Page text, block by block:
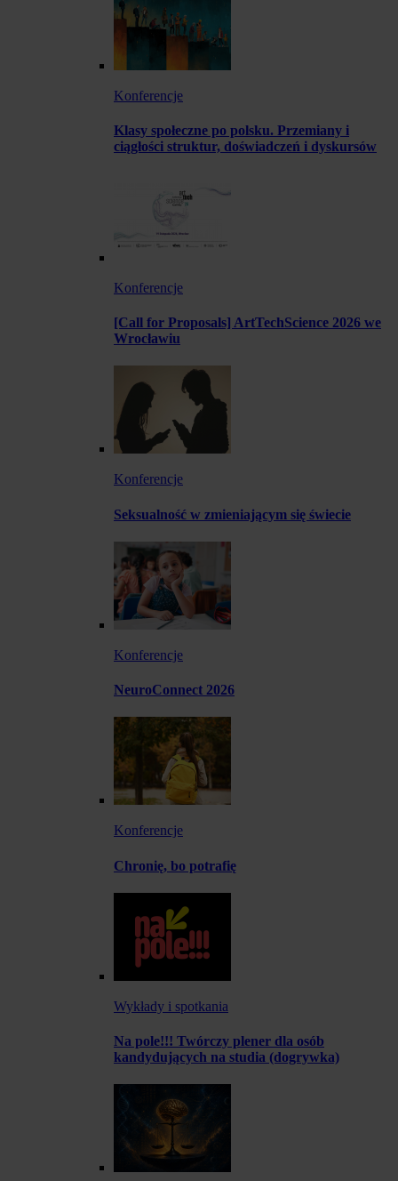
Konferencje
Klasy społeczne po polsku. Przemiany i
ciągłości struktur, doświadczeń i dyskursów
Konferencje
[Call for Proposals] ArtTechScience 2026 we
Wrocławiu
Konferencje
Seksualność w zmieniającym się świecie
Konferencje
NeuroConnect 2026
Konferencje
Chronię, bo potrafię
Wykłady i spotkania
Na pole!!! Twórczy plener dla osób
kandydujących na studia (dogrywka)